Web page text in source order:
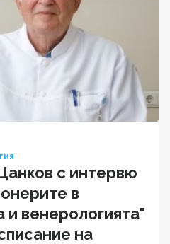
с интервю
в
и венерологията"
на